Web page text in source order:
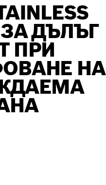
ЗА ДЪЛЪГ
ПРИ
НА